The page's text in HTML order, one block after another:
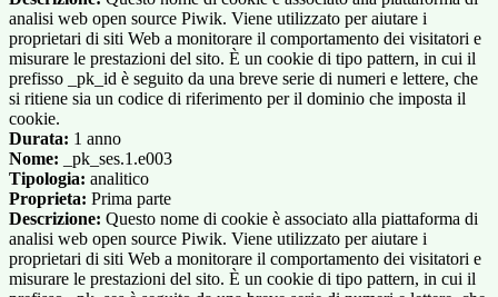
analisi web open source Piwik. Viene utilizzato per aiutare i
proprietari di siti Web a monitorare il comportamento dei visitatori e
misurare le prestazioni del sito. È un cookie di tipo pattern, in cui il
prefisso _pk_id è seguito da una breve serie di numeri e lettere, che
si ritiene sia un codice di riferimento per il dominio che imposta il
cookie.
Durata: 1 anno
Nome: _pk_ses.1.e003
Tipologia: analitico
Proprieta: Prima parte
Descrizione: Questo nome di cookie è associato alla piattaforma di
analisi web open source Piwik. Viene utilizzato per aiutare i
proprietari di siti Web a monitorare il comportamento dei visitatori e
misurare le prestazioni del sito. È un cookie di tipo pattern, in cui il